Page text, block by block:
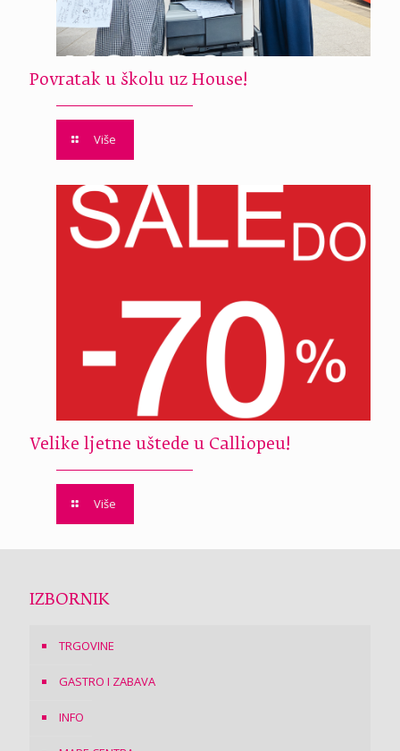
Povratak u školu uz House!
Više
Velike ljetne uštede u Calliopeu!
Više
IZBORNIK
TRGOVINE
GASTRO I ZABAVA
INFO